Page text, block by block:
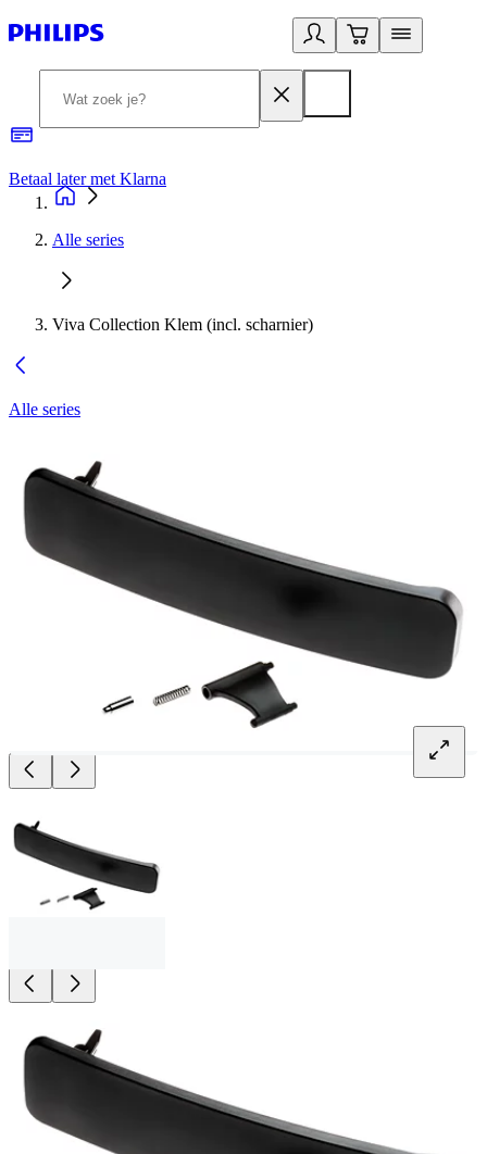
Betaal later met Klarna
Alle series
Viva Collection Klem (incl. scharnier)
Alle series